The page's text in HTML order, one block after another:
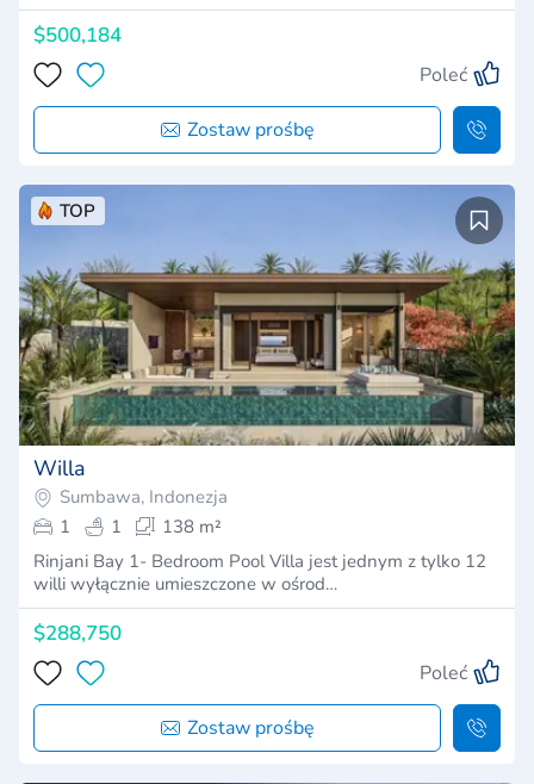
$500,184
Poleć
Zostaw prośbę
TOP
Willa
Sumbawa, Indonezja
1
1
138 m²
Rinjani Bay 1- Bedroom Pool Villa jest jednym z tylko 12
willi wyłącznie umieszczone w ośrod…
$288,750
Poleć
Zostaw prośbę